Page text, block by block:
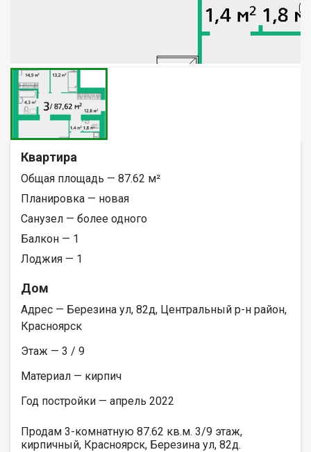
Квартира
Общая площадь — 87.62 м²
Планировка — новая
Санузел — более одного
Балкон — 1
Лоджия — 1
Дом
Адрес — Березина ул, 82д, Центральный р-н район,
Красноярск
Этаж — 3 / 9
Материал — кирпич
Год постройки — апрель 2022
Продам 3-комнатную 87.62 кв.м. 3/9 этаж,
кирпичный, Красноярск, Березина ул, 82д.